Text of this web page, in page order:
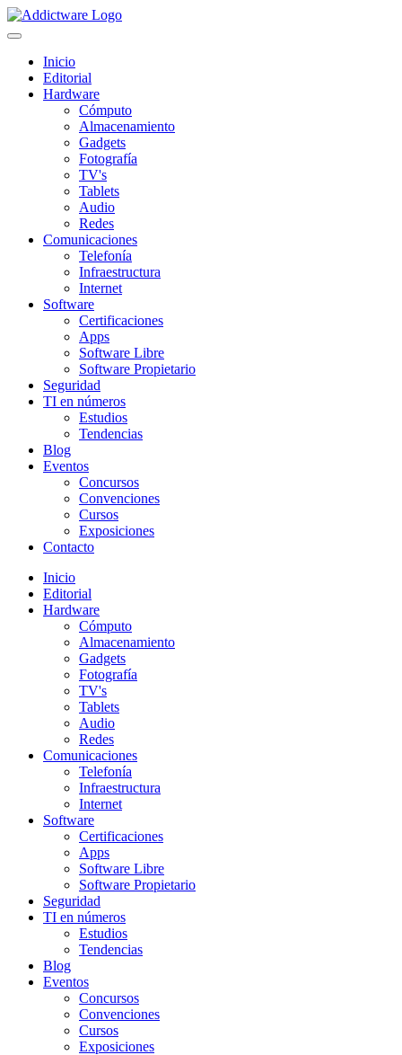
Inicio
Editorial
Hardware
Cómputo
Almacenamiento
Gadgets
Fotografía
TV's
Tablets
Audio
Redes
Comunicaciones
Telefonía
Infraestructura
Internet
Software
Certificaciones
Apps
Software Libre
Software Propietario
Seguridad
TI en números
Estudios
Tendencias
Blog
Eventos
Concursos
Convenciones
Cursos
Exposiciones
Contacto
Inicio
Editorial
Hardware
Cómputo
Almacenamiento
Gadgets
Fotografía
TV's
Tablets
Audio
Redes
Comunicaciones
Telefonía
Infraestructura
Internet
Software
Certificaciones
Apps
Software Libre
Software Propietario
Seguridad
TI en números
Estudios
Tendencias
Blog
Eventos
Concursos
Convenciones
Cursos
Exposiciones